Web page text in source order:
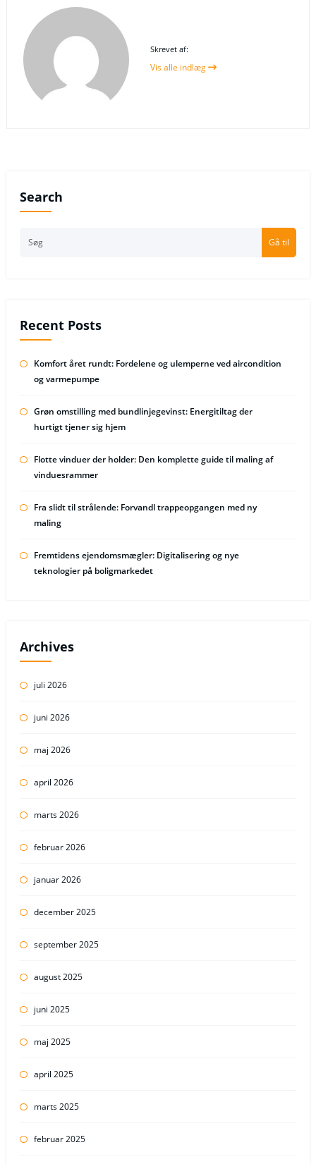
Skrevet af:
Vis alle indlæg
Search
Gå til
Recent Posts
Komfort året rundt: Fordelene og ulemperne ved aircondition
og varmepumpe
Grøn omstilling med bundlinjegevinst: Energitiltag der
hurtigt tjener sig hjem
Flotte vinduer der holder: Den komplette guide til maling af
vinduesrammer
Fra slidt til strålende: Forvandl trappeopgangen med ny
maling
Fremtidens ejendomsmægler: Digitalisering og nye
teknologier på boligmarkedet
Archives
juli 2026
juni 2026
maj 2026
april 2026
marts 2026
februar 2026
januar 2026
december 2025
september 2025
august 2025
juni 2025
maj 2025
april 2025
marts 2025
februar 2025